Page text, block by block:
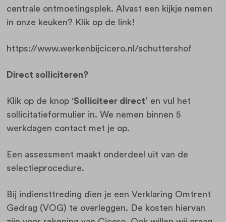
centrale ontmoetingsplek. Alvast een kijkje nemen
in onze keuken? Klik op de link!
https://www.werkenbijcicero.nl/schuttershof
Direct solliciteren?
Klik op de knop ‘Solliciteer direct’ en vul het
sollicitatieformulier in. We nemen binnen 5
werkdagen contact met je op.
Een assessment maakt onderdeel uit van de
selectieprocedure.
Bij indiensttreding dien je een Verklaring Omtrent
Gedrag (VOG) te overleggen. De kosten hiervan